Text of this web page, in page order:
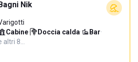
Nik
Cabine· Doccia calda· Bar·
altri 8…